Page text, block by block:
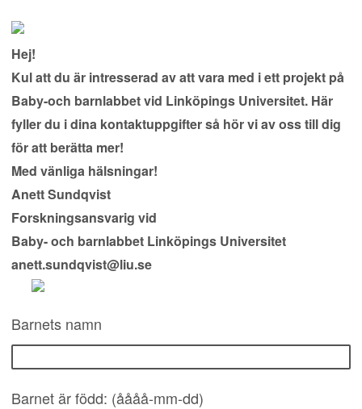
Hej!
Kul att du är intresserad av att vara med i ett projekt på
Baby-och barnlabbet vid Linköpings Universitet. Här
fyller du i dina kontaktuppgifter så hör vi av oss till dig
för att berätta mer!
Med vänliga hälsningar!
Anett Sundqvist
Forskningsansvarig vid
Baby- och barnlabbet Linköpings Universitet
anett.sundqvist@liu.se
Barnets namn
Barnet är född: (åååå-mm-dd)